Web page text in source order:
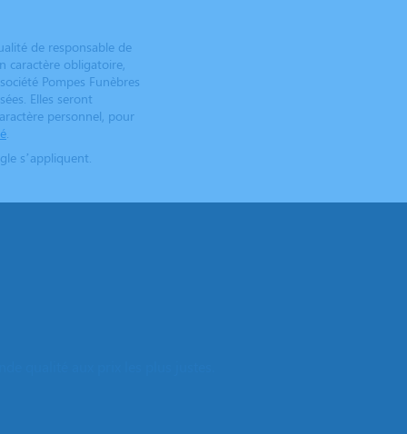
de responsable de
caractère obligatoire,
Pompes Funèbres
Elles seront
personnel, pour
.
s’appliquent.